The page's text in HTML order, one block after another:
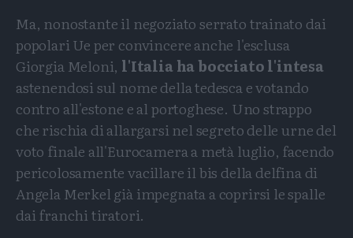
Ma, nonostante il negoziato serrato trainato dai
popolari Ue per convincere anche l'esclusa
Giorgia Meloni, l'Italia ha bocciato l'intesa
astenendosi sul nome della tedesca e votando
contro all'estone e al portoghese. Uno strappo
che rischia di allargarsi nel segreto delle urne del
voto finale all'Eurocamera a metà luglio, facendo
pericolosamente vacillare il bis della delfina di
Angela Merkel già impegnata a coprirsi le spalle
dai franchi tiratori.